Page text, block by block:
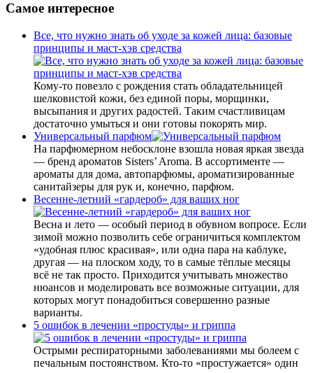
Самое интересное
Все, что нужно знать об уходе за кожей лица: базовые
принципы и маст-хэв средства
Кому-то повезло с рождения стать обладательницей
шелковистой кожи, без единой поры, морщинки,
высыпания и других радостей. Таким счастливицам
достаточно умыться и они готовы покорять мир.
Универсальный парфюм
На парфюмерном небосклоне взошла новая яркая звезда
— бренд ароматов Sisters’ Aroma. В ассортименте —
ароматы для дома, автопарфюмы, ароматизированные
санитайзеры для рук и, конечно, парфюм.
Весенне-летний «гардероб» для ваших ног
Весна и лето — особый период в обувном вопросе. Если
зимой можно позволить себе ограничиться комплектом
«удобная плюс красивая», или одна пара на каблуке,
другая — на плоском ходу, то в самые тёплые месяцы
всё не так просто. Приходится учитывать множество
нюансов и моделировать все возможные ситуации, для
которых могут понадобиться совершенно разные
варианты.
5 ошибок в лечении «простуды» и гриппа
Острыми респираторными заболеваниями мы болеем с
печальным постоянством. Кто-то «простужается» один